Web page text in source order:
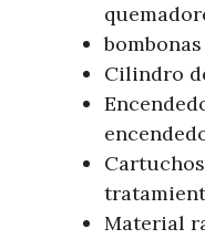
Cilindro
Material